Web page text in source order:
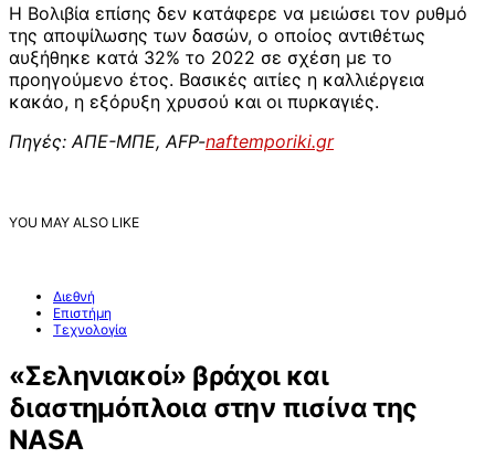
Η Βολιβία επίσης δεν κατάφερε να μειώσει τον ρυθμό
της αποψίλωσης των δασών, ο οποίος αντιθέτως
αυξήθηκε κατά 32% το 2022 σε σχέση με το
προηγούμενο έτος. Βασικές αιτίες η καλλιέργεια
κακάο, η εξόρυξη χρυσού και οι πυρκαγιές.
Πηγές: ΑΠΕ-ΜΠΕ, AFP-naftemporiki.gr
YOU MAY ALSO LIKE
Διεθνή
Επιστήμη
Τεχνολογία
«Σεληνιακοί» βράχοι και
διαστημόπλοια στην πισίνα της
NASA